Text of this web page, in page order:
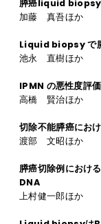
膵癌liquid biopsy
加藤 真吾ほか
Liquid biopsy で
池永 直樹ほか
IPMN の悪性度
高橋 賢治ほか
切除不能膵癌に
渡部 文昭ほか
膵癌切除例にお
DNA
上村健一郎ほか